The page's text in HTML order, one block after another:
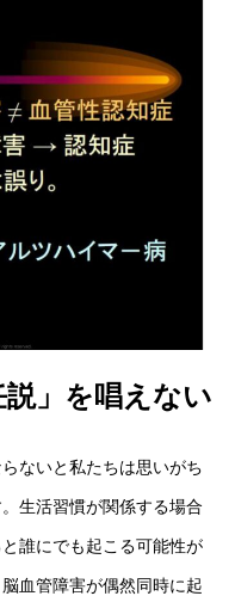
説」を唱えない
ないと私たちは思いがち
生活習慣が関係する場合
誰にでも起こる可能性が
血管障害が偶然同時に起